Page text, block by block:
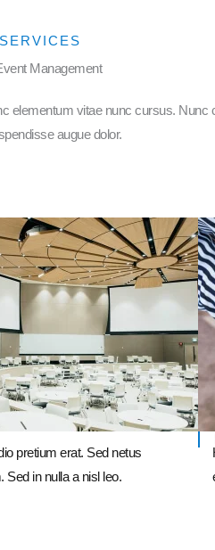
Management
elementum vitae nunc cursus. Nunc
augue dolor.
pretium erat. Sed netus
in nulla a nisl leo.